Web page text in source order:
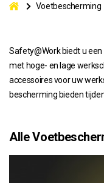
Voetbescherming
Safety@Work biedt u
met hoge- en lage
accessoires voor uw
bescherming bieden
Alle